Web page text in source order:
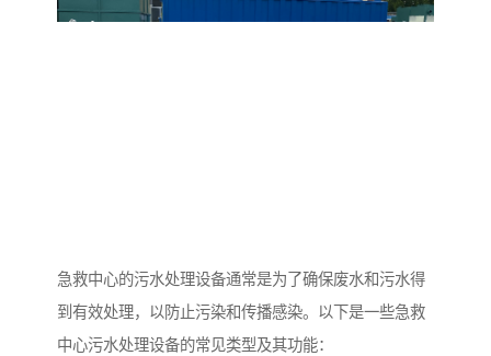
急救中心的污水处理设备通常是为了确保废水和污水得
到有效处理，以防止污染和传播感染。以下是一些急救
中心污水处理设备的常见类型及其功能：